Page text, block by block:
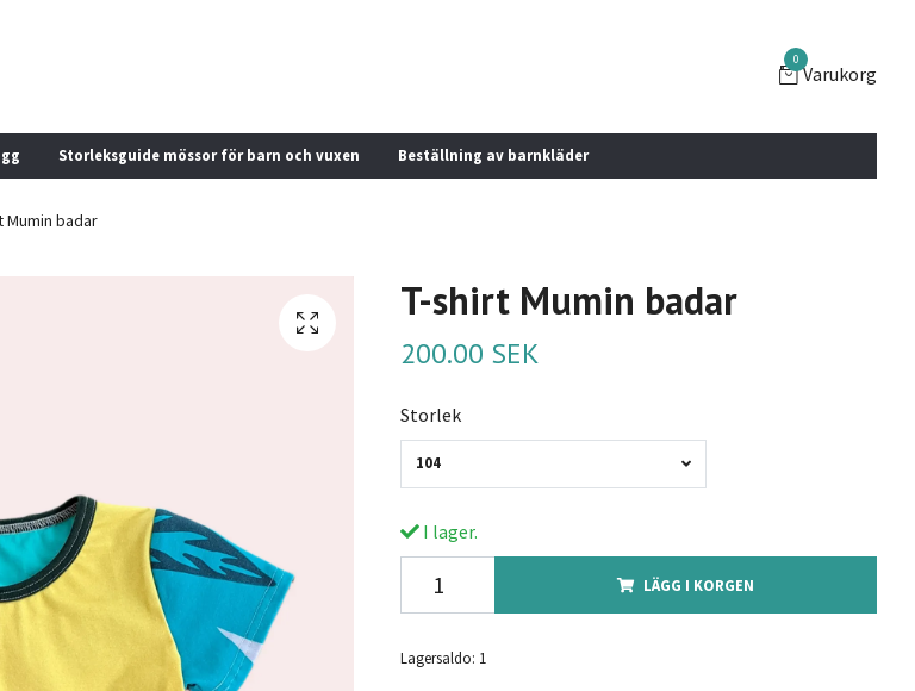
0
Varukorg
Storleksguide mössor för barn och vuxen Beställning av barnkläder
Mumin badar
T-shirt Mumin badar
200.00 SEK
Storlek
104
I lager.
LÄGG I KORGEN
Lagersaldo: 1